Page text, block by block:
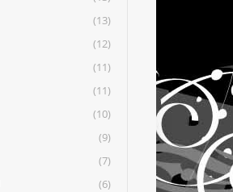
(13)
(12)
(11)
(11)
(10)
(9)
(7)
(6)